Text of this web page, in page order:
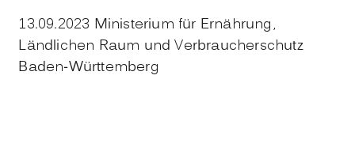
13.09.2023 Ministerium für Ernährung,
Ländlichen Raum und Verbraucherschutz
Baden-Württemberg